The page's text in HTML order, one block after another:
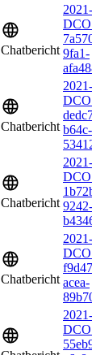
Chatbericht 9fa1-
Chatbericht b64c-
Chatbericht 9242-
Chatbericht acea-